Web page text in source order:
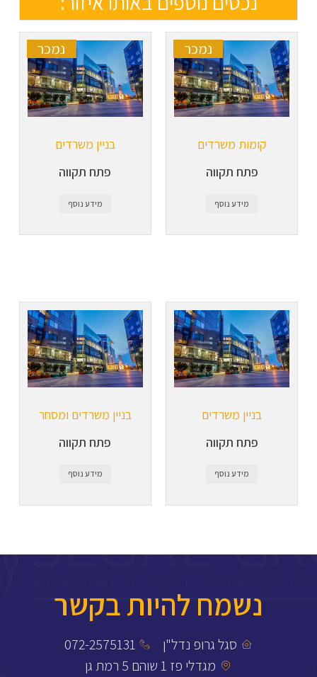
נמכר
קומות משרדים
פתח תקווה
מידע נוסף
נמכר
בניין משרדים
פתח תקווה
מידע נוסף
בניין משרדים
פתח תקווה
מידע נוסף
בניין משרדים ומסחר
פתח תקווה
מידע נוסף
נשמח להיות בקשר
סגל גרופ נדל"ן
072-2575131
מגדלי פז 1 שוהם 5 רמת גן